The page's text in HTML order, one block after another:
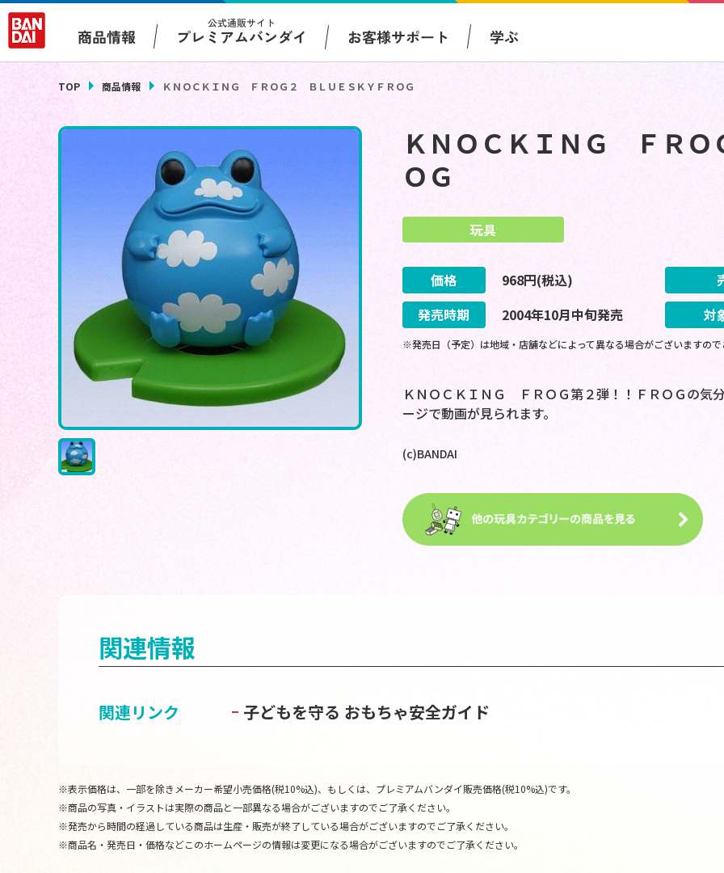
商品情報
公式通販サイト
プレミアムバンダイ お客様サポート 学ぶ
TOP 商品情報 ＫＮＯＣＫＩＮＧ ＦＲＯＧ２ ＢＬＵＥＳＫＹＦＲＯＧ
ＫＮＯＣＫＩＮＧ ＦＲ
ＯＧ
玩具
価格 968円(税込)
発売時期
2004年10月中旬発売 対
※発売日（予定）は地域・店舗などによって異なる場合がございますの
ＫＮＯＣＫＩＮＧ ＦＲＯＧ第２弾！！ＦＲＯＧの気
ージで動画が見られます。
(c)BANDAI
関連情報
関連リンク 子どもを守る おもちゃ安全ガイド
※表示価格は、一部を除きメーカー希望小売価格(税10%込)、もしくは、プレミアムバンダイ販売価格(税10%込)です。
※商品の写真・イラストは実際の商品と一部異なる場合がございますのでご了承ください。
※発売から時間の経過している商品は生産・販売が終了している場合がございますのでご了承ください。
※商品名・発売日・価格などこのホームページの情報は変更になる場合がございますのでご了承ください。